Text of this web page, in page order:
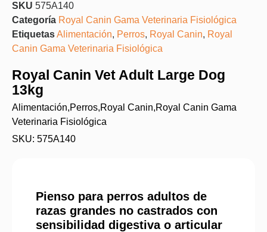
SKU 575A140
Categoría Royal Canin Gama Veterinaria Fisiológica
EtiquetasAlimentación, Perros, Royal Canin, Royal
Canin Gama Veterinaria Fisiológica
Royal Canin Vet Adult Large Dog
13kg
Alimentación,Perros,Royal Canin,Royal Canin Gama
Veterinaria Fisiológica
SKU: 575A140
Pienso para perros adultos de
razas grandes no castrados con
sensibilidad digestiva o articular